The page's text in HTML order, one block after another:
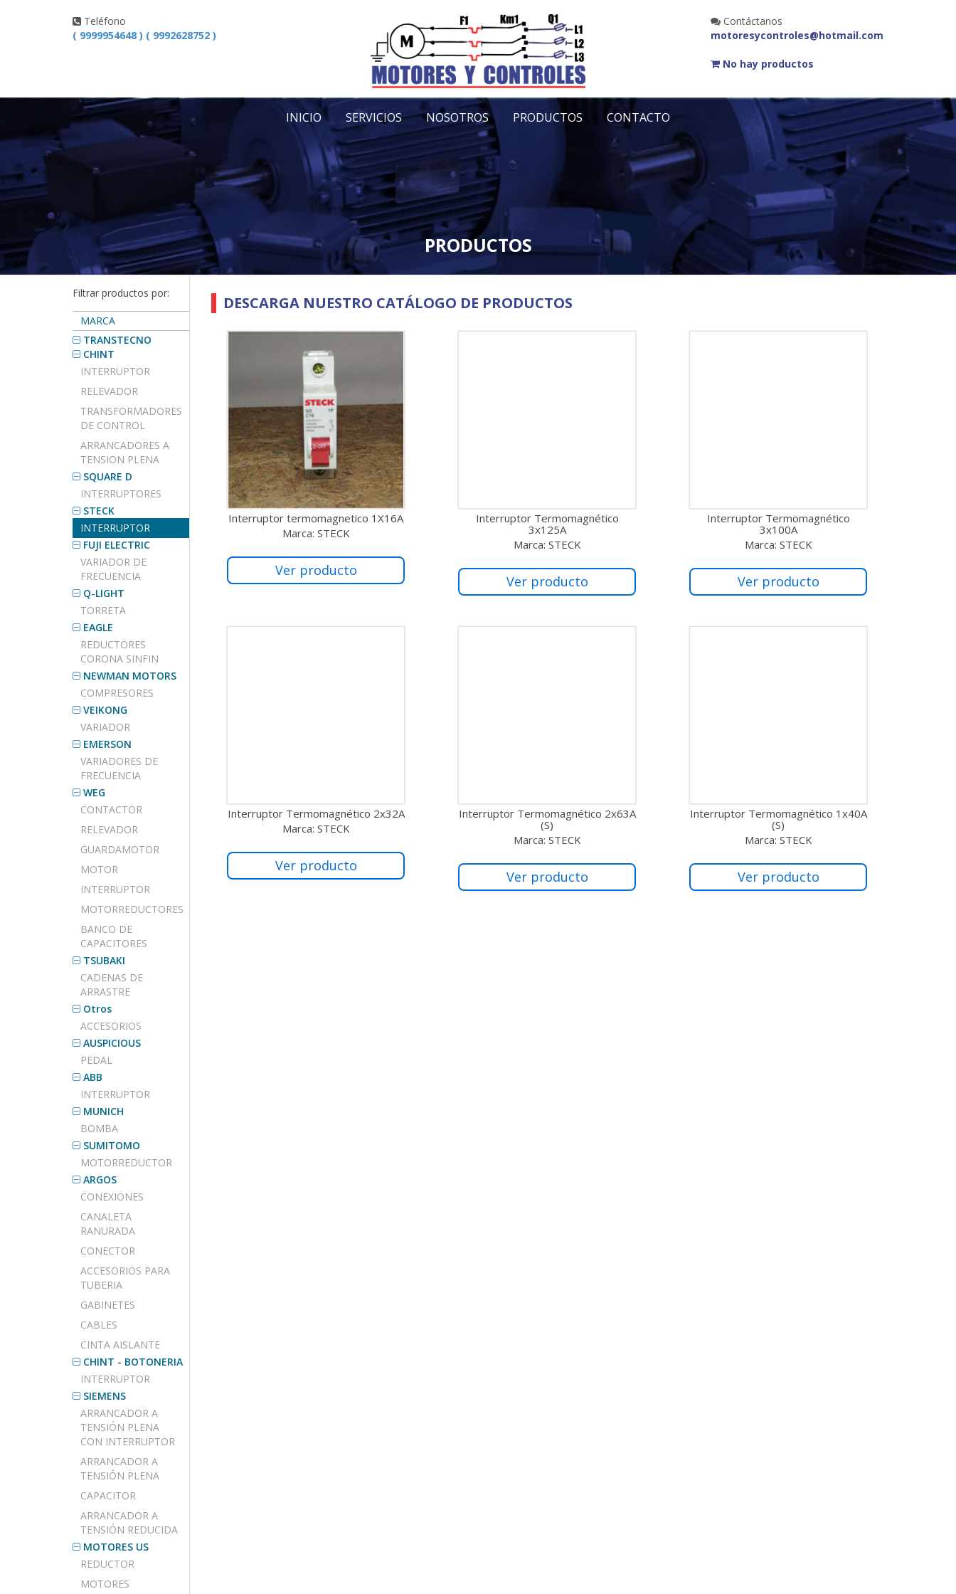
Teléfono
( 9999954648 ) ( 9992628752 )
Contáctanos
motoresycontroles@hotmail.com
No hay productos
INICIO SERVICIOS NOSOTROS PRODUCTOS CONTACTO
PRODUCTOS
Filtrar productos por:
MARCA
TRANSTECNO
CHINT
INTERRUPTOR
RELEVADOR
TRANSFORMADORES
DE CONTROL
ARRANCADORES A
TENSION PLENA
SQUARE D
INTERRUPTORES
STECK
INTERRUPTOR
FUJI ELECTRIC
VARIADOR DE
FRECUENCIA
Q-LIGHT
TORRETA
EAGLE
REDUCTORES
CORONA SINFIN
NEWMAN MOTORS
COMPRESORES
VEIKONG
VARIADOR
EMERSON
VARIADORES DE
FRECUENCIA
WEG
CONTACTOR
RELEVADOR
GUARDAMOTOR
MOTOR
INTERRUPTOR
MOTORREDUCTORES
BANCO DE
CAPACITORES
TSUBAKI
CADENAS DE
ARRASTRE
Otros
ACCESORIOS
AUSPICIOUS
PEDAL
ABB
INTERRUPTOR
MUNICH
BOMBA
SUMITOMO
MOTORREDUCTOR
ARGOS
CONEXIONES
CANALETA
RANURADA
CONECTOR
ACCESORIOS PARA
TUBERIA
GABINETES
CABLES
CINTA AISLANTE
CHINT - BOTONERIA
INTERRUPTOR
SIEMENS
ARRANCADOR A
TENSIÓN PLENA
CON INTERRUPTOR
ARRANCADOR A
TENSIÓN PLENA
CAPACITOR
ARRANCADOR A
TENSIÓN REDUCIDA
MOTORES US
REDUCTOR
MOTORES
DESCARGA NUESTRO CATÁLOGO DE PRODUCTOS
Interruptor termomagnetico 1X16A
Marca: STECK
Ver producto
Interruptor Termomagnético
3x125A
Marca: STECK
Ver producto
Interruptor Termomagnético
3x100A
Marca: STECK
Ver producto
Interruptor Termomagnético 2x32A
Marca: STECK
Ver producto
Interruptor Termomagnético 2x63A
(S)
Marca: STECK
Ver producto
Interruptor Termomagnético 1x40A
(S)
Marca: STECK
Ver producto